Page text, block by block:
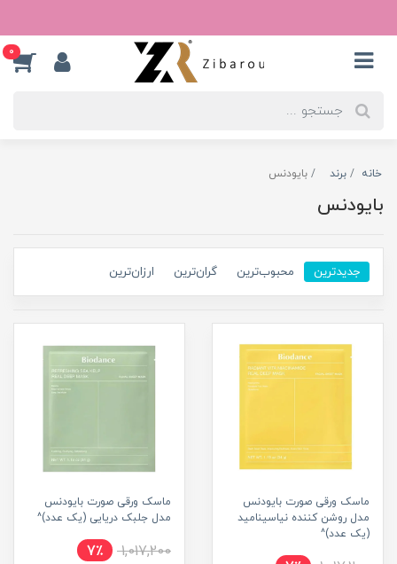
0
خانه برند بایودنس
بایودنس
جدیدترین محبوب‌ترین گران‌ترین ارزان‌ترین
ماسک ورقی صورت بایودنس
مدل روشن کننده نیاسینامید
(یک عدد)^
ماسک ورقی صورت بایودنس
مدل جلبک دریایی (یک عدد)^
1,017,200
7٪